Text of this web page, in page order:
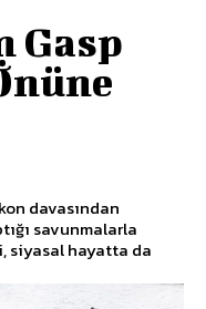
Gasp
davasından
savunmalarla
siyasal hayatta da